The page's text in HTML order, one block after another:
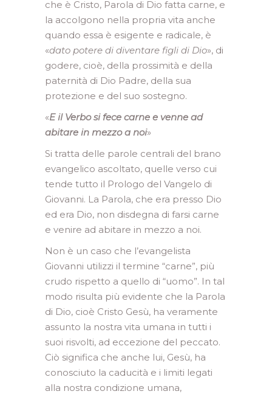
che è Cristo, Parola di Dio fatta carne, e
la accolgono nella propria vita anche
quando essa è esigente e radicale, è
«dato potere di diventare figli di Dio», di
godere, cioè, della prossimità e della
paternità di Dio Padre, della sua
protezione e del suo sostegno.
«E il Verbo si fece carne e venne ad
abitare in mezzo a noi»
Si tratta delle parole centrali del brano
evangelico ascoltato, quelle verso cui
tende tutto il Prologo del Vangelo di
Giovanni. La Parola, che era presso Dio
ed era Dio, non disdegna di farsi carne
e venire ad abitare in mezzo a noi.
Non è un caso che l’evangelista
Giovanni utilizzi il termine “carne”, più
crudo rispetto a quello di “uomo”. In tal
modo risulta più evidente che la Parola
di Dio, cioè Cristo Gesù, ha veramente
assunto la nostra vita umana in tutti i
suoi risvolti, ad eccezione del peccato.
Ciò significa che anche lui, Gesù, ha
conosciuto la caducità e i limiti legati
alla nostra condizione umana,